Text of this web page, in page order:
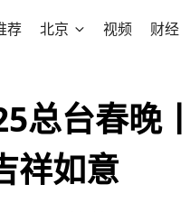
荐 北京 视频 财经
总台春晚
祥如意